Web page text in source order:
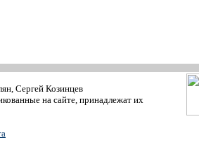
Сергей Козинцев
на сайте, принадлежат их